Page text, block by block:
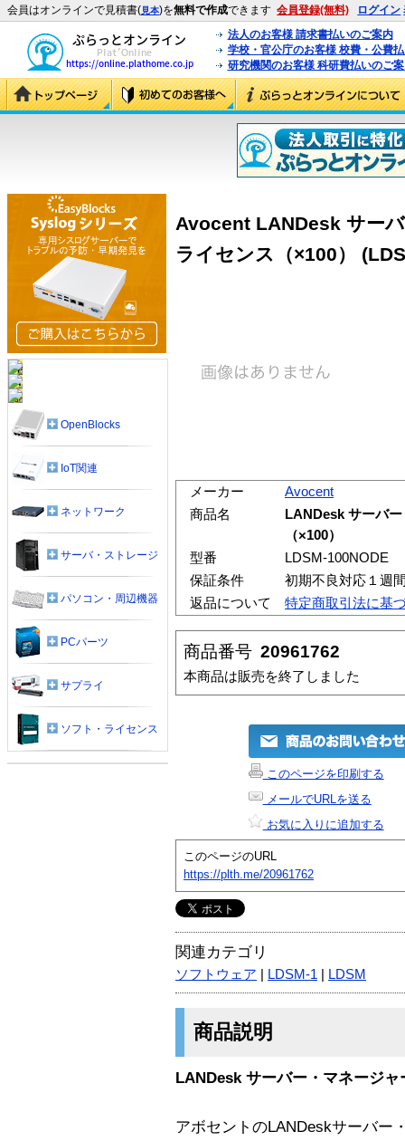
会員はオンラインで見積書(見本)を無料で作成できます 会員登録(無料) ログイン
法人のお客様 請求書払いのご案内
学校・官公庁のお客様 校費・公費
研究機関のお客様 科研費払いのご
Avocent LANDesk サー
ライセンス（×100）
メーカー
Avocent
商品名
LANDesk サーバ
（×100）
型番
LDSM-100NODE
保証条件
初期不良対応１週
返品について
特定商取引法に基
商品番号 20961762
本商品は販売を終了しました
このページを印刷する
メールでURLを送る
お気に入りに追加する
このページのURL
https://plth.me/20961762
関連カテゴリ
ソフトウェア LDSM-1 LDSM
商品説明
LANDesk サーバー・マネージャ
アボセントのLANDeskサーバー
OpenBlocks
IoT関連
ネットワーク
サーバ・ストレージ
パソコン・周辺機器
PCパーツ
サプライ
ソフト・ライセンス